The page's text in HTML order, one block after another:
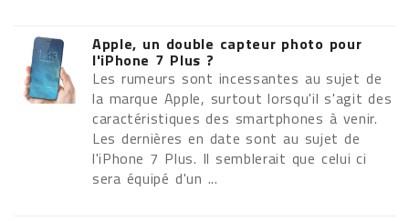
Apple, un double capteur photo pour
l'iPhone 7 Plus ?
Les rumeurs sont incessantes au sujet de
la marque Apple, surtout lorsqu'il s'agit des
caractéristiques des smartphones à venir.
Les dernières en date sont au sujet de
l'iPhone 7 Plus. Il semblerait que celui ci
sera équipé d'un ...